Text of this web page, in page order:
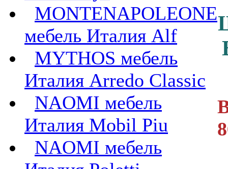
MONTENAPOLEONE
мебель Италия Alf
MYTHOS мебель
Италия Arredo Classic
NAOMI мебель
Италия Mobil Piu
NAOMI мебель